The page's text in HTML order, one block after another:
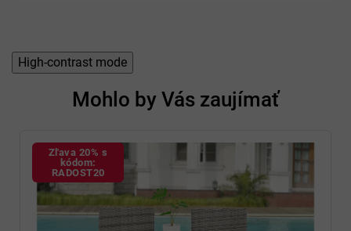
High-contrast mode
Mohlo by Vás zaujímať
Zľava 20% s
kódom:
RADOST20